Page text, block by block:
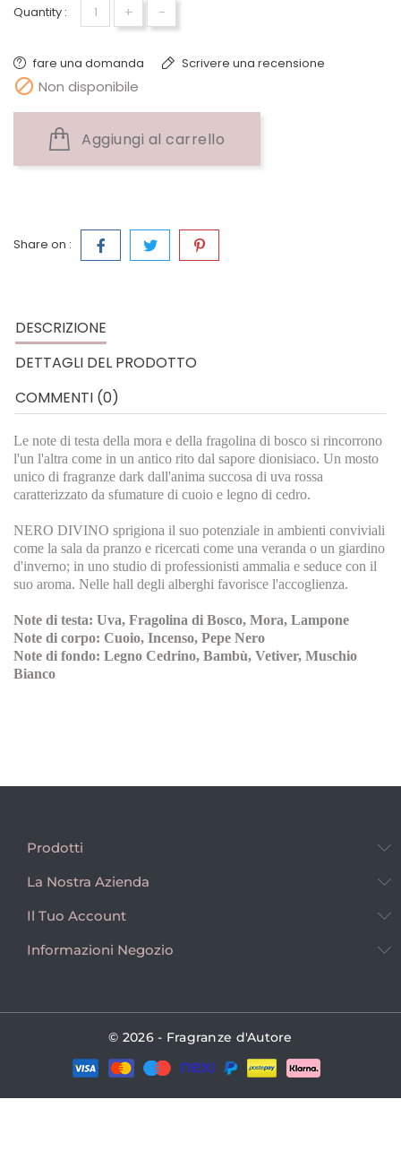
Quantity : + -
fare una domanda Scrivere una recensione
 Non disponibile
Aggiungi al carrello
Share on :
DESCRIZIONE
DETTAGLI DEL PRODOTTO
COMMENTI (0)
Le note di testa della mora e della fragolina di bosco si rincorrono
l'un l'altra come in un antico rito dal sapore dionisiaco. Un mosto
unico di fragranze dark dall'anima succosa di uva rossa
caratterizzato da sfumature di cuoio e legno di cedro.
NERO DIVINO sprigiona il suo potenziale in ambienti conviviali
come la sala da pranzo e ricercati come una veranda o un giardino
d'inverno; in uno studio di professionisti ammalia e seduce con il
suo aroma. Nelle hall degli alberghi favorisce l'accoglienza.
Note di testa: Uva, Fragolina di Bosco, Mora, Lampone
Note di corpo: Cuoio, Incenso, Pepe Nero
Note di fondo: Legno Cedrino, Bambù, Vetiver, Muschio
Bianco
Prodotti
La Nostra Azienda
Il Tuo Account
Informazioni Negozio
© 2026 - Fragranze d'Autore